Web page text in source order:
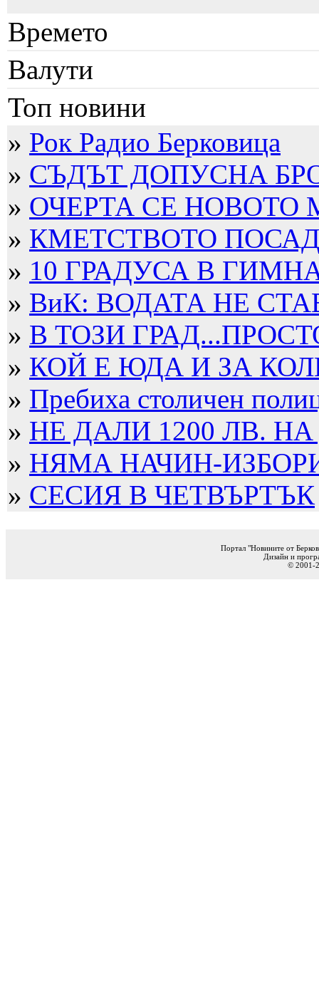
Времето
Валути
Топ новини
» Рок Радио Берковица
» СЪДЪТ ДОПУСНА
» ОЧЕРТА СЕ НОВОТО
» КМЕТСТВОТО
» 10 ГРАДУСА В
» ВиК: ВОДАТА НЕ
» В ТОЗИ
» КОЙ Е ЮДА И ЗА
» Пребиха столичен
» НЕ ДАЛИ 1200 ЛВ.
» НЯМА НАЧИН-
» СЕСИЯ В ЧЕТВЪРТЪК
Портал "Новините от
Дизайн и
© 2001-